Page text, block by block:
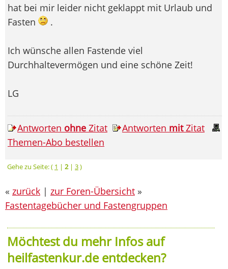
hat bei mir leider nicht geklappt mit Urlaub und
Fasten
.
Ich wünsche allen Fastende viel
Durchhaltevermögen und eine schöne Zeit!
LG
Antworten ohne Zitat Antworten mitZitat
Themen-Abo bestellen
Gehe zu Seite: ( 1 | 2| 3)
« zurück | zur Foren-Übersicht »
Fastentagebücher und Fastengruppen
Möchtest du mehr Infos auf
heilfastenkur.de entdecken?